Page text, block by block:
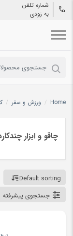
شماره تلفن
به زودی
Home
/ ورزش و سفر /
چاقو و ابزار
Default sorting
جستجوی پیشرفته